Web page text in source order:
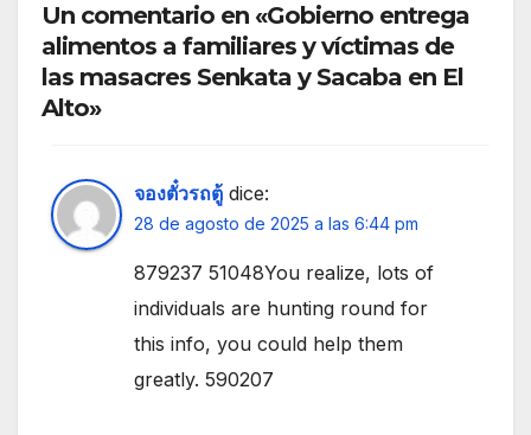
Un comentario en «Gobierno entrega
alimentos a familiares y víctimas de
las masacres Senkata y Sacaba en El
Alto»
จองตั๋วรถตู้ dice:
28 de agosto de 2025 a las 6:44 pm
879237 51048You realize, lots of
individuals are hunting round for
this info, you could help them
greatly. 590207